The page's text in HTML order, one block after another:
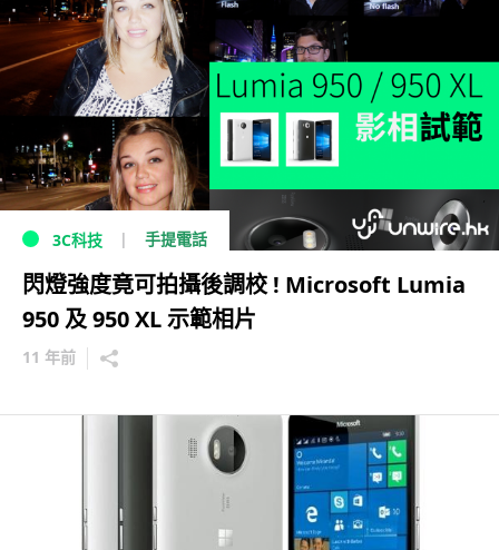
3C科技 手提電話
閃燈強度竟可拍攝後調校 ! Microsoft Lumia
950 及 950 XL 示範相片
11 年前